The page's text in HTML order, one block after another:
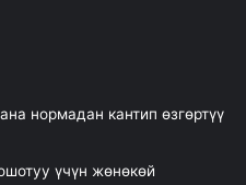
нормадан кантип өзгөртүү
үчүн жөнөкөй